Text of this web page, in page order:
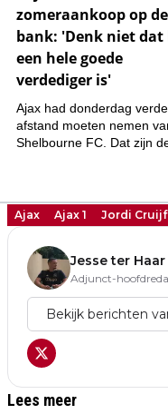
Ajax Ajax 1 Jordi
Jesse ter Haar
Adjunct-
Bekijk berichten
Lees meer